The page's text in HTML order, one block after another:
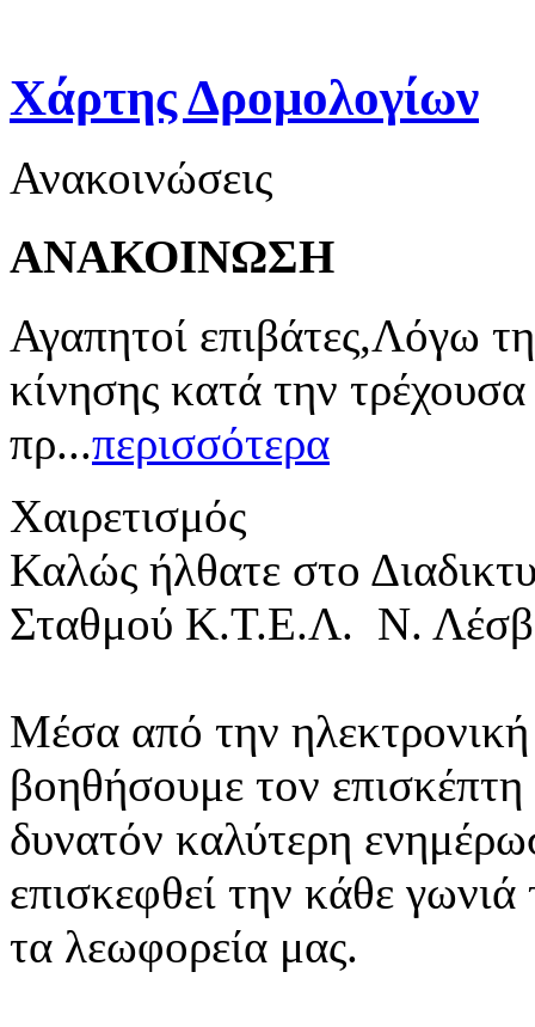
Χάρτης Δρομολογίων
Ανακοινώσεις
ΑΝΑΚΟΙΝΩΣΗ
Αγαπητοί επιβάτες,Λόγω
κίνησης κατά την
πρ...περισσότερα
Χαιρετισμός
Καλώς ήλθατε στο
Σταθμού Κ.Τ.Ε.Λ. Ν.
Μέσα από την ηλεκτρονική
βοηθήσουμε τον
δυνατόν καλύτερη
επισκεφθεί την κάθε
τα λεωφορεία μας.